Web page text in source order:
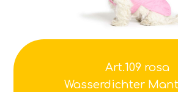
Art.109 rosa
Wasserdichter